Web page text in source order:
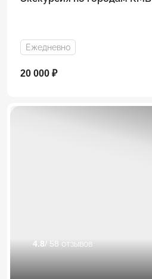
Ежедневно
20 000 ₽
4.8/ 58 отзывов